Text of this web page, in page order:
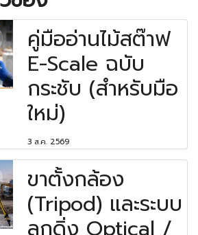
คู่มืออ่านไม้สต๊าฟ
E-Scale ฉบับ
กระชับ (สำหรับมือ
ใหม่)
3 ส.ค. 2569
ขาตั้งกล้อง
(Tripod) และระบบ